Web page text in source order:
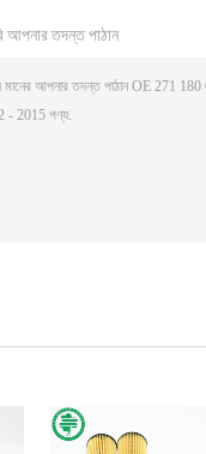
আপনার তদন্ত পাঠান